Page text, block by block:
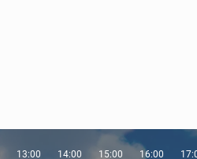
13:00 14:00 15:00 16:00